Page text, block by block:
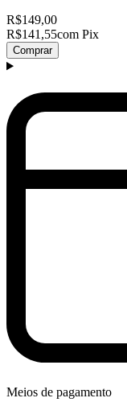
R$149,00
R$141,55com Pix
Comprar
Meios de pagamento